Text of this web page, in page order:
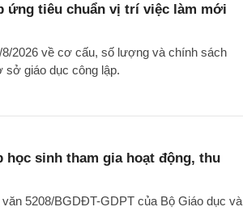
ứng tiêu chuẩn vị trí việc làm mới
2026 về cơ cấu, số lượng và chính sách
sở giáo dục công lập.
học sinh tham gia hoạt động, thu
5208/BGDĐT-GDPT của Bộ Giáo dục và